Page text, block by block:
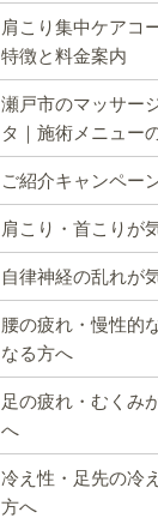
肩こり集中ケアコ
特徴と料金案内
瀬戸市のマッサー
タ｜施術メニュー
ご紹介キャンペー
肩こり・首こりが
自律神経の乱れが
腰の疲れ・慢性的
なる方へ
足の疲れ・むくみ
へ
冷え性・足先の冷
方へ